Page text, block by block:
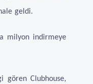
geldi.
milyon indirmeye
gören Clubhouse,